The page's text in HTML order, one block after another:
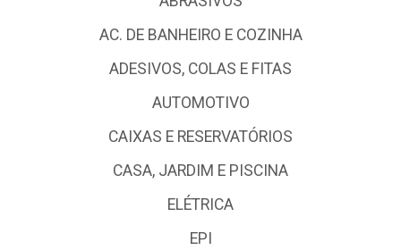
AC. DE BANHEIRO E COZINHA
ADESIVOS, COLAS E FITAS
AUTOMOTIVO
CAIXAS E RESERVATÓRIOS
CASA, JARDIM E PISCINA
ELÉTRICA
EPI